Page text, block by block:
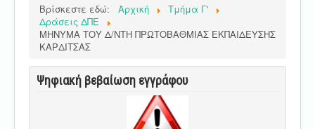
Βρίσκεστε εδώ: Αρχική
Τμήμα Γ'
Δράσεις ΔΠΕ
ΜΗΝΥΜΑ ΤΟΥ Δ/ΝΤΗ ΠΡΩΤΟΒΑΘΜΙΑΣ ΕΚΠΑΙΔΕΥΣΗΣ
ΚΑΡΔΙΤΣΑΣ
Ψηφιακή βεβαίωση εγγράφου